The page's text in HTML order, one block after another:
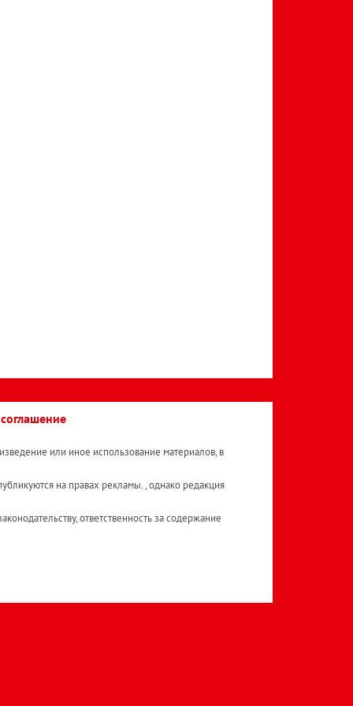
или иное использование материалов, в
на правах рекламы. , однако редакция
ответственность за содержание